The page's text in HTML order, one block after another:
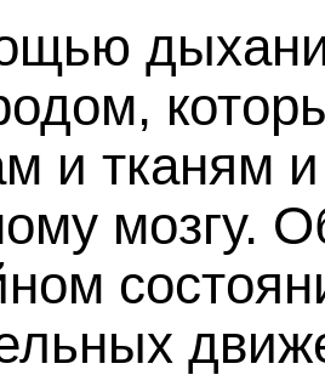
и тканям
мозгу.